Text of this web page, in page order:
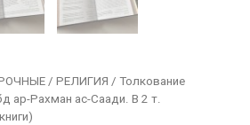
/ РЕЛИГИЯ / Толкование
ар-Рахман ас-Саади. В 2 т.